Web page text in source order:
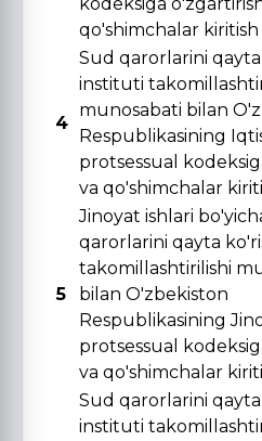
qo'shimchalar kiritish
4
Sud qarorlarini
instituti
munosabati bilan
Respublikasining
protsessual
va qo'shimchalar
5
Jinoyat ishlari
qarorlarini qayta
takomillashtirilishi
bilan O'zbekiston
Respublikasining
protsessual
va qo'shimchalar
Sud qarorlarini
instituti